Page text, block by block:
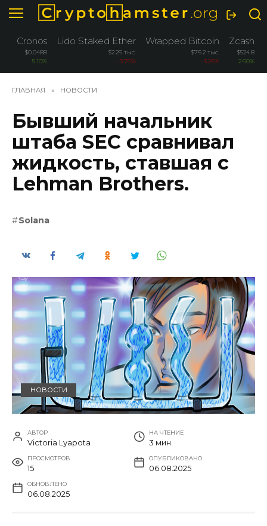
Перейти
содержанию
Cronos
$0.0488
5.10%
Lido Staked Ether
$2.26 тыс.
-3.76%
Wrapped Bitcoin
$76.2 тыс.
-3.26%
Zcash
$524.8
2.60%
ГЛАВНАЯ » НОВОСТИ
Бывший начальник
штаба SEC сравнивал
жидкость, ставшая с
Lehman Brothers.
Solana
НОВОСТИ
АВТОР
Victoria Lyapota
НА ЧТЕНИЕ
3 мин
ПРОСМОТРОВ
15
ОПУБЛИКОВАНО
06.08.2025
ОБНОВЛЕНО
06.08.2025